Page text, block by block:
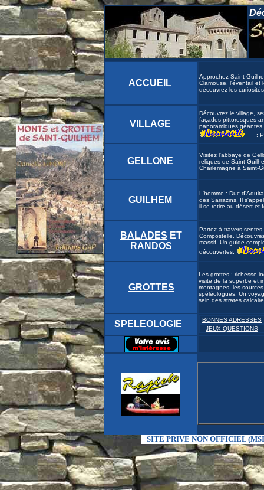
ACCUEIL
Approchez Saint-
Clamouse, l'éventail et
découvrez les
VILLAGE
Découvrez le village,
façades pittoresques
panoramiques
:
GELLONE
Visitez l'abbaye de
reliques de Saint-
Charlemagne à Saint-
GUILHEM
L'homme : Duc
des Sarrazins. Il
il se retire au désert et
BALADES ET
RANDOS
Partez à travers
Compostelle.
massif. Un guide
découvertes.
GROTTES
Les grottes : richesse
visite de la superbe et
montagnes, les
spéléologues. Un
sein des strates
SPELEOLOGIE
BONNES ADRESSES
JEUX-QUESTIONS
SITE PRIVE NON OFFICIEL